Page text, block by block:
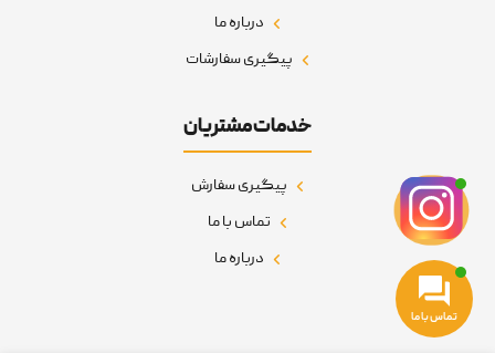
درباره ما
پیگیری سفارشات
خدمات مشتریان
پیگیری سفارش
تماس با ما
درباره ما
تماس با ما